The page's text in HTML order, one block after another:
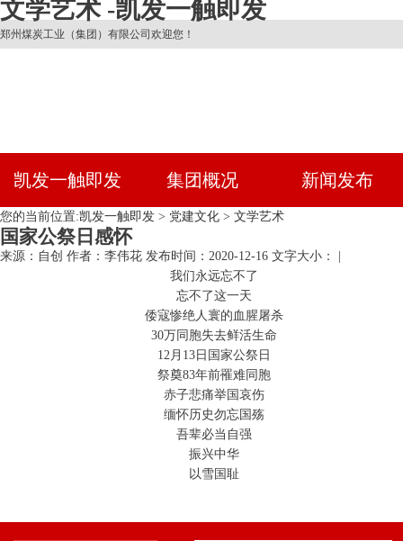
文学艺术 -凯发一触即发
郑州煤炭工业（集团）有限公司欢迎您！
凯发一触即发 集团概况 新闻发布
您的当前位置:凯发一触即发 > 党建文化 > 文学艺术
国家公祭日感怀
来源：自创 作者：李伟花 发布时间：2020-12-16 文字大小： |
我们永远忘不了
忘不了这一天
倭寇惨绝人寰的血腥屠杀
30万同胞失去鲜活生命
12月13日国家公祭日
祭奠83年前罹难同胞
赤子悲痛举国哀伤
缅怀历史勿忘国殇
吾辈必当自强
振兴中华
以雪国耻